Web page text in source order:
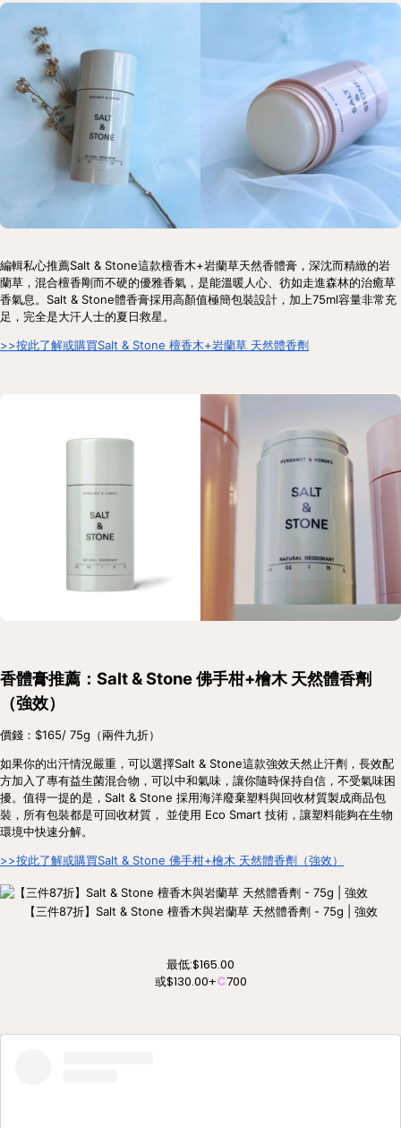
編輯私心推薦Salt & Stone這款檀香木+岩蘭草天然香體膏，深沈而精緻的岩
蘭草，混合檀香剛而不硬的優雅香氣，是能溫暖人心、彷如走進森林的治癒草
香氣息。Salt & Stone體香膏採用高顏值極簡包裝設計，加上75ml容量非常充
足，完全是大汗人士的夏日救星。
>>按此了解或購買Salt & Stone 檀香木+岩蘭草 天然體香劑
香體膏推薦：Salt & Stone 佛手柑+檜木 天然體香劑
（強效）
價錢：$165/ 75g（兩件九折）
如果你的出汗情況嚴重，可以選擇Salt & Stone這款強效天然止汗劑，長效配
方加入了專有益生菌混合物，可以中和氣味，讓你隨時保持自信，不受氣味困
擾。值得一提的是，Salt & Stone 採用海洋廢棄塑料與回收材質製成商品包
裝，所有包裝都是可回收材質， 並使用 Eco Smart 技術，讓塑料能夠在生物
環境中快速分解。
>>按此了解或購買Salt & Stone 佛手柑+檜木 天然體香劑（強效）
【三件87折】Salt & Stone 檀香木與岩蘭草 天然體香劑 - 75g | 強效
最低:$165.00
或$130.00+C700